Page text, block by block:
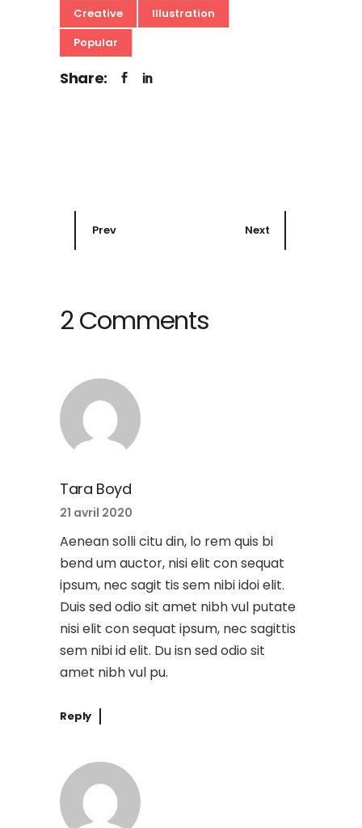
Creative
Illustration
Popular
Share:
Prev Next
2 Comments
Tara Boyd
21 avril 2020
Aenean solli citu din, lo rem quis bi
bend um auctor, nisi elit con sequat
ipsum, nec sagit tis sem nibi idoi elit.
Duis sed odio sit amet nibh vul putate
nisi elit con sequat ipsum, nec sagittis
sem nibi id elit. Du isn sed odio sit
amet nibh vul pu.
Reply